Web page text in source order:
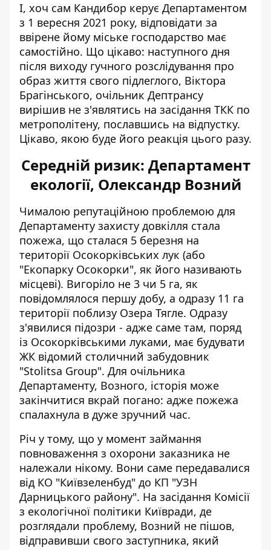
І, хоч сам Кандибор керує Департаментом
з 1 вересня 2021 року, відповідати за
ввірене йому міське господарство має
самостійно. Що цікаво: наступного дня
після виходу гучного розслідування про
образ життя свого підлеглого, Віктора
Брагінського, очільник Дептрансу
вирішив не з'являтись на засідання ТКК по
метрополітену, пославшись на відпустку.
Цікаво, якою буде його реакція цього разу.
Середній ризик: Департамент
екології, Олександр Возний
Чималою репутаційною проблемою для
Департаменту захисту довкілля стала
пожежа, що сталася 5 березня на
території Осокорківських лук (або
"Екопарку Осокорки", як його називають
місцеві). Вигоріло не 3 чи 5 га, як
повідомлялося першу добу, а одразу 11 га
території поблизу Озера Тягле. Одразу
з'явилися підозри - адже саме там, поряд
із Осокорківськими луками, має будувати
ЖК відомий столичний забудовник
"Stolitsa Group". Для очільника
Департаменту, Возного, історія може
закінчитися вкрай погано: адже пожежа
спалахнула в дуже зручний час.
Річ у тому, що у момент займання
повноваження з охорони заказника не
належали нікому. Вони саме передавалися
від КО "Київзеленбуд" до КП "УЗН
Дарницького району". На засідання Комісії
з екологічної політики Київради, де
розглядали проблему, Возний не пішов,
відправивши свого заступника, який